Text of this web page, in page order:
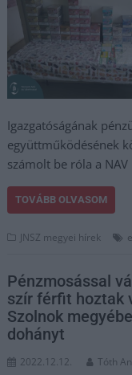
Igazgatóságának
együttműködésének
számolt be róla a
TOVÁBB OLVASOM
JNSZ megyei hírek
Pénzmosással
szír férfit hoztak
Szolnok
dohányt
2022.12.12. Tóth